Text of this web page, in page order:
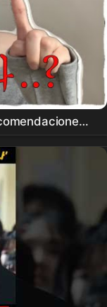
que debes ver